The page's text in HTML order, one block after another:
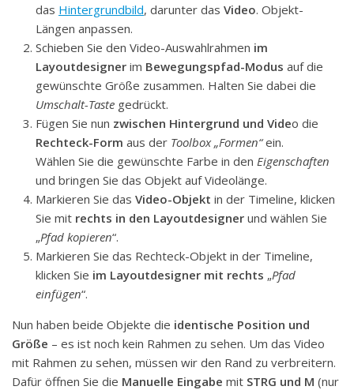
das Hintergrundbild, darunter das Video. Objekt-
Längen anpassen.
Schieben Sie den Video-Auswahlrahmen im
Layoutdesigner im Bewegungspfad-Modus auf die
gewünschte Größe zusammen. Halten Sie dabei die
Umschalt-Taste gedrückt.
Fügen Sie nun zwischen Hintergrund und Video die
Rechteck-Form aus der Toolbox „Formen“ein.
Wählen Sie die gewünschte Farbe in den Eigenschaften
und bringen Sie das Objekt auf Videolänge.
Markieren Sie das Video-Objekt in der Timeline, klicken
Sie mit rechts in den Layoutdesigner und wählen Sie
„Pfad kopieren“.
Markieren Sie das Rechteck-Objekt in der Timeline,
klicken Sie im Layoutdesigner mit rechts „Pfad
einfügen“.
Nun haben beide Objekte die identische Position und
Größe – es ist noch kein Rahmen zu sehen. Um das Video
mit Rahmen zu sehen, müssen wir den Rand zu verbreitern.
Dafür öffnen Sie die Manuelle Eingabe mit STRG und M (nur